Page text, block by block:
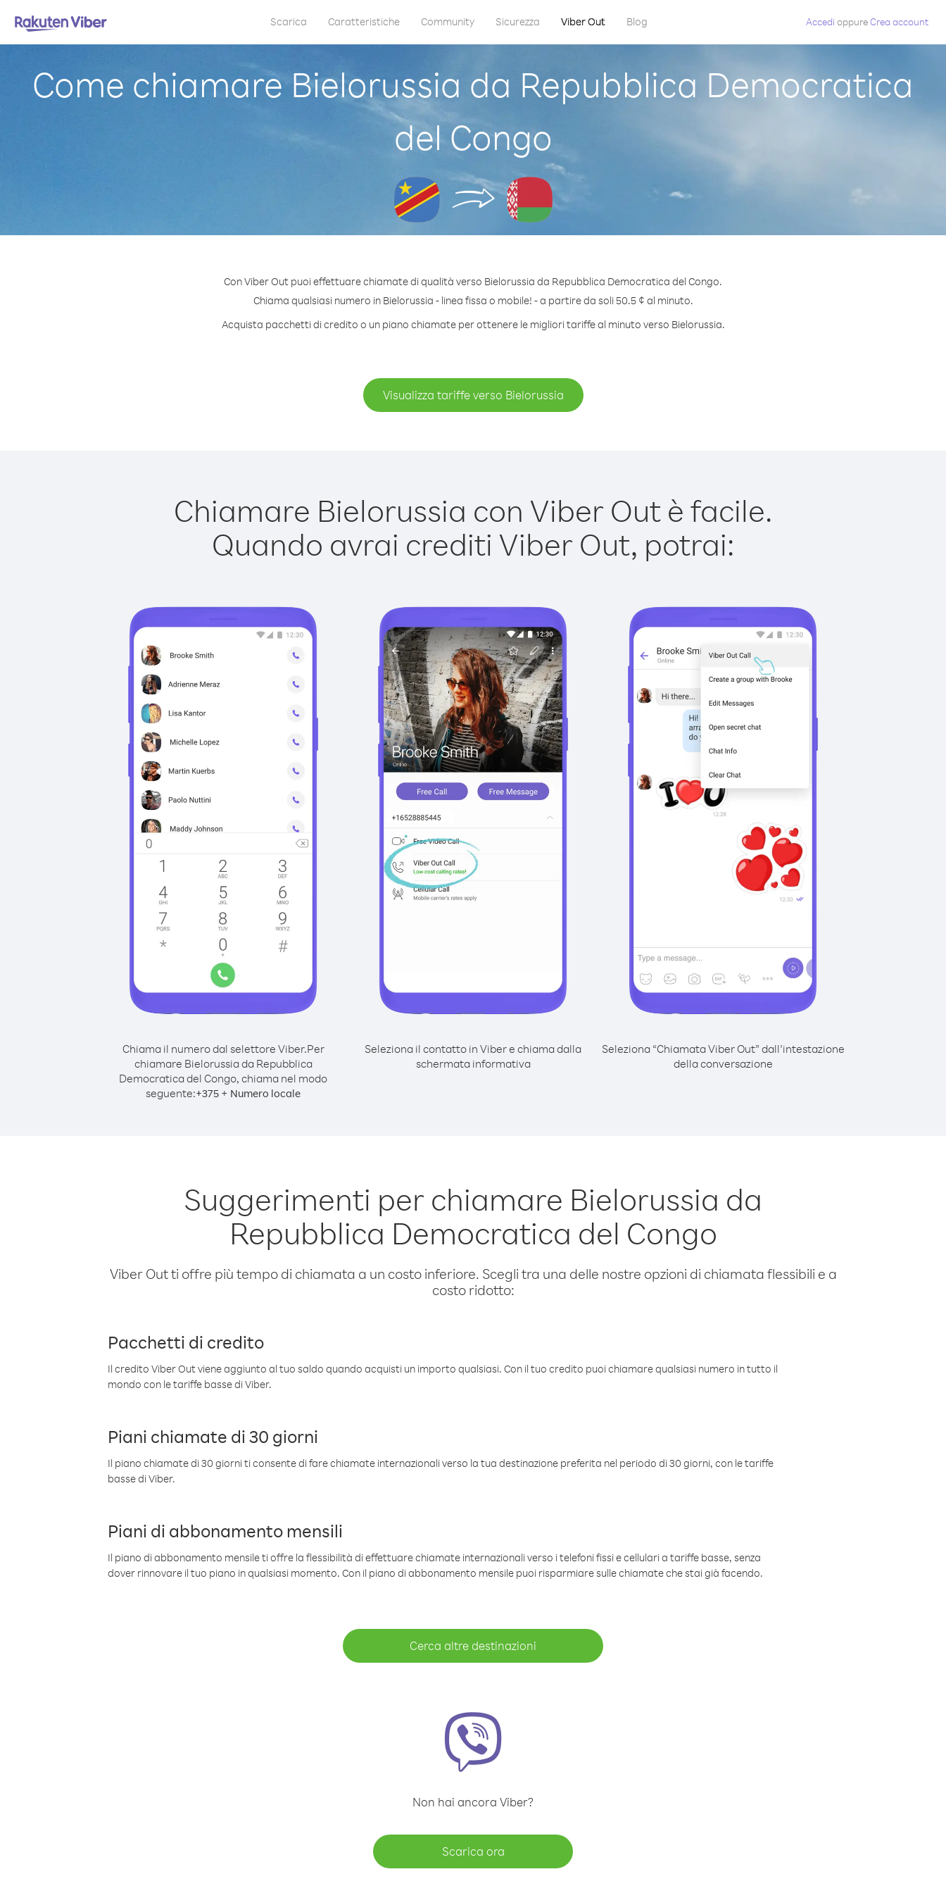
Scarica Caratteristiche Community Sicurezza Viber Out Blog Accedi oppureCrea account
Come chiamare Bielorussia da Repubblica Democratica
del Congo
Con Viber Out puoi effettuare chiamate di qualità verso Bielorussia da Repubblica Democratica del Congo.
Chiama qualsiasi numero in Bielorussia - linea fissa o mobile! - a partire da soli 50.5 ¢ al minuto.
Acquista pacchetti di credito o un piano chiamate per ottenere le migliori tariffe al minuto verso Bielorussia.
Visualizza tariffe verso Bielorussia
Chiamare Bielorussia con Viber Out è facile.
Quando avrai crediti Viber Out, potrai:
Chiama il numero dal selettore Viber.Per
chiamare Bielorussia da Repubblica
Democratica del Congo, chiama nel modo
seguente:+375 + Numero locale
Seleziona il contatto in Viber e chiama dalla
schermata informativa
Seleziona “Chiamata Viber Out” dall’intestazione
della conversazione
Suggerimenti per chiamare Bielorussia da
Repubblica Democratica del Congo
Viber Out ti offre più tempo di chiamata a un costo inferiore. Scegli tra una delle nostre opzioni di chiamata flessibili e a
costo ridotto:
Pacchetti di credito
Il credito Viber Out viene aggiunto al tuo saldo quando acquisti un importo qualsiasi. Con il tuo credito puoi chiamare qualsiasi numero in tutto il
mondo con le tariffe basse di Viber.
Piani chiamate di 30 giorni
Il piano chiamate di 30 giorni ti consente di fare chiamate internazionali verso la tua destinazione preferita nel periodo di 30 giorni, con le tariffe
basse di Viber.
Piani di abbonamento mensili
Il piano di abbonamento mensile ti offre la flessibilità di effettuare chiamate internazionali verso i telefoni fissi e cellulari a tariffe basse, senza
dover rinnovare il tuo piano in qualsiasi momento. Con il piano di abbonamento mensile puoi risparmiare sulle chiamate che stai già facendo.
Cerca altre destinazioni
Non hai ancora Viber?
Scarica ora